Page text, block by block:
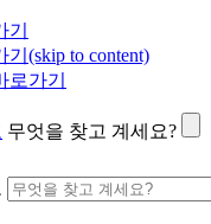
(skip to content)
로가기
무엇을 찾고 계세요?